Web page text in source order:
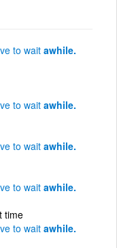
to wait awhile.
to wait awhile.
to wait awhile.
to wait awhile.
time
to wait awhile.